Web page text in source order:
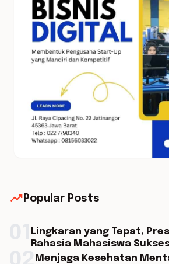
trending_up Popular Posts
Lingkaran yang Tepat,
Rahasia Mahasiswa
Menjaga Kesehatan